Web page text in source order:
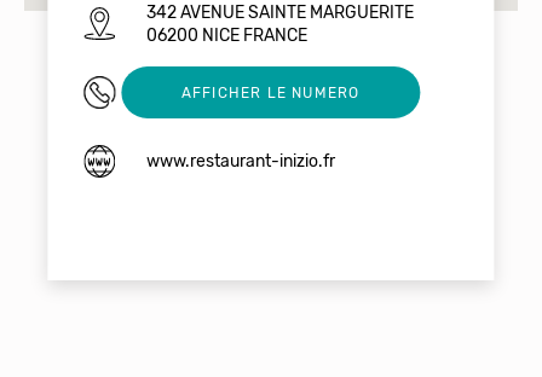
342 AVENUE SAINTE MARGUERITE
06200 NICE FRANCE
0493289188
AFFICHER LE NUMERO
www.restaurant-inizio.fr